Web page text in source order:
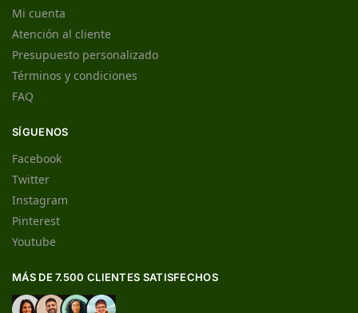
Mi cuenta
Atención al cliente
Presupuesto personalizado
Términos y condiciones
FAQ
SÍGUENOS
Facebook
Twitter
Instagram
Pinterest
Youtube
MÁS DE 7.500 CLIENTES SATISFECHOS